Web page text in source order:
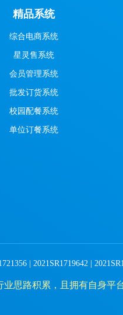
精品系统
综合电商系统
星灵售系统
会员管理系统
批发订货系统
校园配餐系统
单位订餐系统
| 2021SR1719642 |
思路积累，且拥有自身平